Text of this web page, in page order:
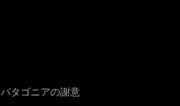
パタゴニアの謝意